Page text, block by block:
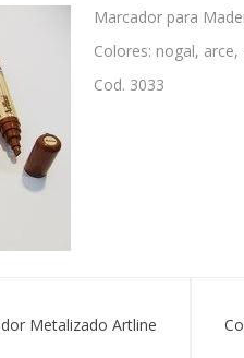
Marcador para
Colores: nogal,
Cod. 3033
Metalizado Artline